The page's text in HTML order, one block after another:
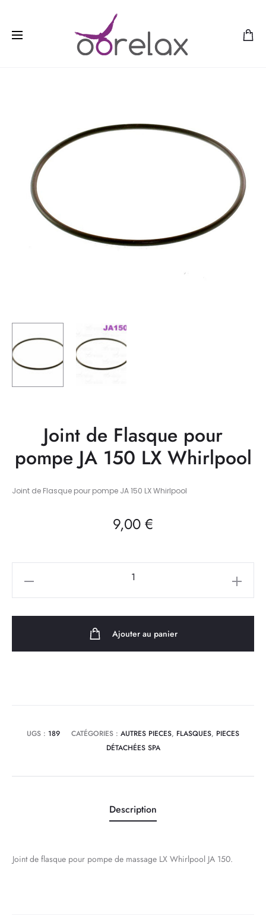
Joint de Flasque pour
pompe JA 150 LX Whirlpool
Joint de Flasque pour pompe JA 150 LX Whirlpool
9,00 €
Ajouter au panier
UGS : 189 CATÉGORIES : AUTRES PIECES, FLASQUES, PIECES
DÉTACHÉES SPA
Description
Joint de flasque pour pompe de massage LX Whirlpool JA 150.